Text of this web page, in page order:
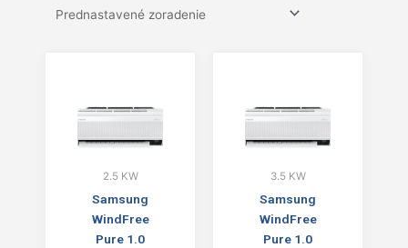
2.5 KW
Samsung
WindFree
Pure 1.0
3.5 KW
Samsung
WindFree
Pure 1.0